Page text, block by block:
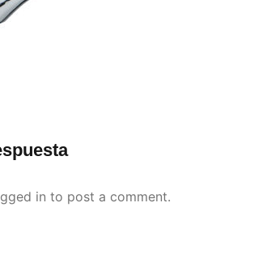
in to post a comment.